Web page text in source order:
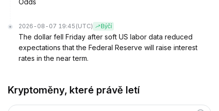
Odds
2026-08-07 19:45 (UTC) Býčí
The dollar fell Friday after soft US labor data reduced
expectations that the Federal Reserve will raise interest
rates in the near term.
Kryptoměny, které právě letí